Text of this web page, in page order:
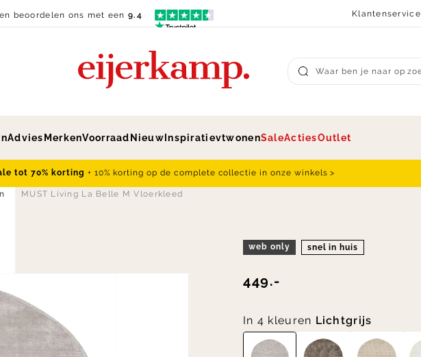
beoordelen ons met een9.4 Klantenservice
Submit search
Advies MerkenVoorraad Nieuw InspiratievtwonenSaleActiesOutlet
tot 70% korting + 10% korting op de complete collectie in onze winkels >
MUST Living La Belle M Vloerkleed
web only snel in huis
449.-
In 4 kleuren Lichtgrijs